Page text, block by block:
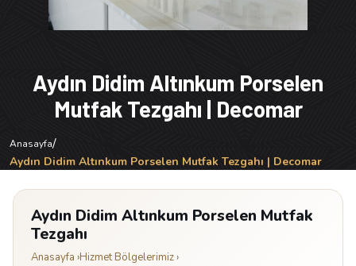
Aydın Didim Altınkum Porselen
Mutfak Tezgahı | Decomar
Anasayfa/
Aydın Didim Altınkum Porselen Mutfak Tezgahı | Decomar
Aydın Didim Altınkum Porselen Mutfak
Tezgahı
Anasayfa ›Hizmet Bölgelerimiz›